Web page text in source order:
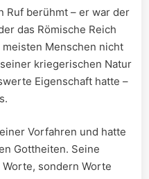
Ruf berühmt‌ – er war der
das ​Römische Reich
Menschen nicht
kriegerischen Natur
Eigenschaft hatte ⁢–
Vorfahren⁣ und hatte
Gottheiten.​ Seine⁣
sondern Worte